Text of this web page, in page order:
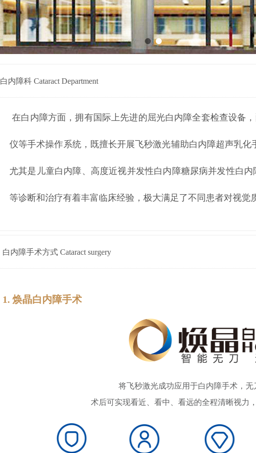
白内障科 Cataract Department
在白内障方面，拥有国际上先进的屈光白内障全套检查设备
仪等手术操作系统，既擅长开展飞秒激光辅助白内障超声乳
尤其是儿童白内障、高度近视并发性白内障糖尿病并发性白
等诊断和治疗有着丰富临床经验，极大满足了不同患者对视觉
白内障手术方式 Cataract surgery
将飞秒激光成功应用于白内障手术，无
术后可实现看近、看中、看远的全程清晰视力
1. 焕晶白内障手术